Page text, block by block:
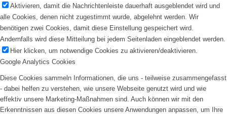
Aktivieren, damit die Nachrichtenleiste dauerhaft ausgeblendet wird und
alle Cookies, denen nicht zugestimmt wurde, abgelehnt werden. Wir
benötigen zwei Cookies, damit diese Einstellung gespeichert wird.
Andernfalls wird diese Mitteilung bei jedem Seitenladen eingeblendet werden.
Hier klicken, um notwendige Cookies zu aktivieren/deaktivieren.
Google Analytics Cookies
Diese Cookies sammeln Informationen, die uns - teilweise zusammengefasst
- dabei helfen zu verstehen, wie unsere Webseite genutzt wird und wie
effektiv unsere Marketing-Maßnahmen sind. Auch können wir mit den
Erkenntnissen aus diesen Cookies unsere Anwendungen anpassen, um Ihre